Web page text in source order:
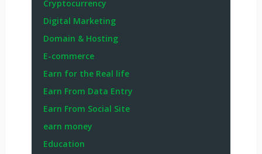
Cryptocurrency
Digital Marketing
Domain & Hosting
E-commerce
Earn for the Real life
Earn From Data Entry
Earn From Social Site
earn money
Education